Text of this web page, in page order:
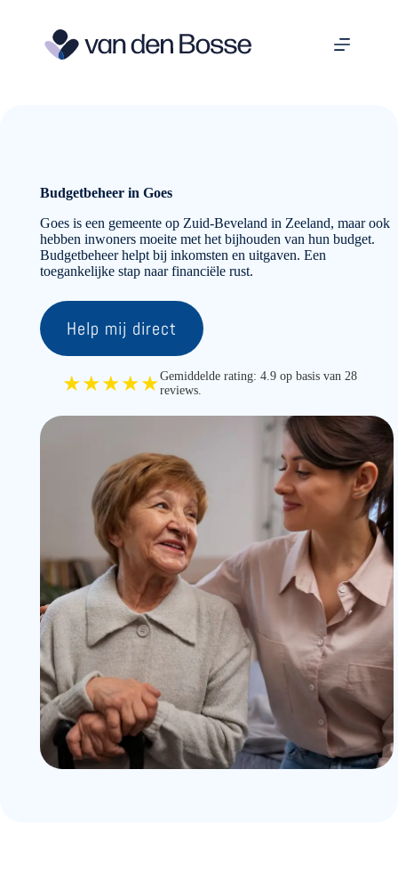
Budgetbeheer in Goes
Goes is een gemeente op Zuid-Beveland in Zeeland, maar ook
hebben inwoners moeite met het bijhouden van hun budget.
Budgetbeheer helpt bij inkomsten en uitgaven. Een
toegankelijke stap naar financiële rust.
Help mij direct
★★★★★Gemiddelde rating: 4.9 op basis van 28
reviews.